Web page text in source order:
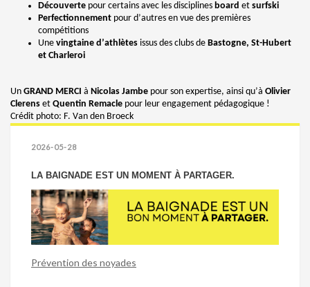
Découverte pour certains avec les disciplines board et surfski
Perfectionnement pour d’autres en vue des premières
compétitions
Une vingtaine d’athlètes issus des clubs de Bastogne, St-Hubert
et Charleroi
Un GRAND MERCI à Nicolas Jambe pour son expertise, ainsi qu’à Olivier
Clerens et Quentin Remacle pour leur engagement pédagogique !
Crédit photo: F. Van den Broeck
2026-05-28
LA BAIGNADE EST UN MOMENT À PARTAGER.
Prévention des noyades